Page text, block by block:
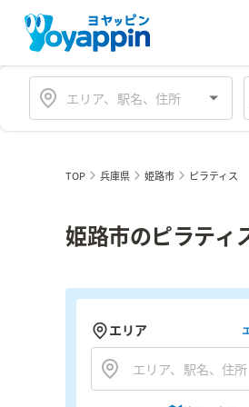
TOP 兵庫県 姫路市 ピラティス
姫路市のピラティ
エリア